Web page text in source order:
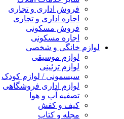
فروش اداری و تجاری
اجاره اداری و تجاری
فروش مسکونی
اجاره مسکونی
لوازم خانگی و شخصی
لوازم موسیقی
لوازم تزئینی
سیسمونی / لوازم کودک
لوازم اداری فروشگاهی
تصفیه آب و هوا
کیف و کفش
مجله و کتاب